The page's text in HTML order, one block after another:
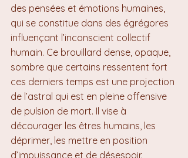
des pensées et émotions humaines,
qui se constitue dans des égrégores
influençant l’inconscient collectif
humain. Ce brouillard dense, opaque,
sombre que certains ressentent fort
ces derniers temps est une projection
de l’astral qui est en pleine offensive
de pulsion de mort. Il vise à
décourager les êtres humains, les
déprimer, les mettre en position
d’impuissance et de désespoir.